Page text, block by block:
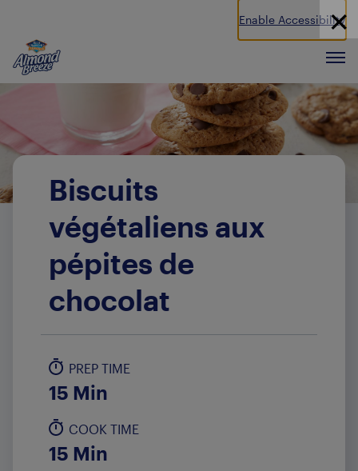
Enable Accessibility
Almond Breeze
Biscuits
végétaliens aux
pépites de
chocolat
PREP TIME
15 Min
COOK TIME
15 Min